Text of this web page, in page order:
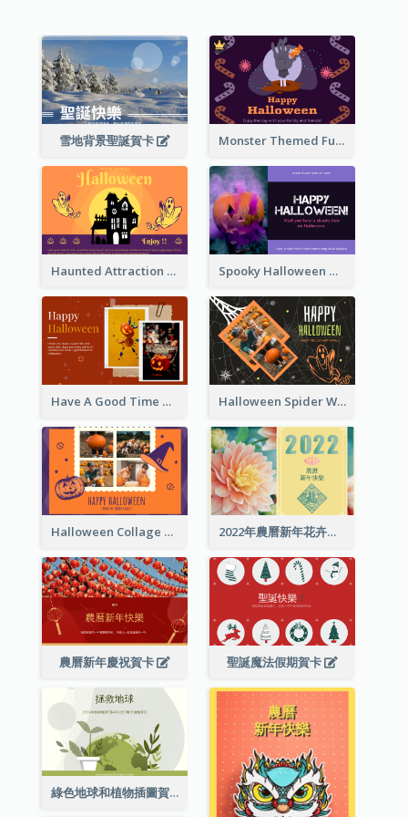
雪地背景聖誕賀卡 Monster Themed Fun Halloween Greeting Card
Haunted Attraction Themed Halloween Card Spooky Halloween Greeting Card
Have A Good Time This Halloween Greeting Card Halloween Spider Web Greeting Card
Halloween Collage Greeting Card 2022年農曆新年花卉照片賀卡
農曆新年慶祝賀卡 聖誕魔法假期賀卡
綠色地球和植物插圖賀卡